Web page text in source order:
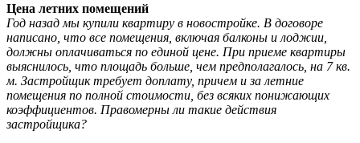
Цена летних помещений
Год назад мы купили квартиру в новостройке. В договоре
написано, что все помещения, включая балконы и лоджии,
должны оплачиваться по единой цене. При приеме квартиры
выяснилось, что площадь больше, чем предполагалось, на 7 кв.
м. Застройщик требует доплату, причем и за летние
помещения по полной стоимости, без всяких понижающих
коэффициентов. Правомерны ли такие действия
застройщика?